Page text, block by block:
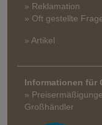
» Reklamation
» Oft gestellte
» Artikel
Informationen für
»
Großhändler